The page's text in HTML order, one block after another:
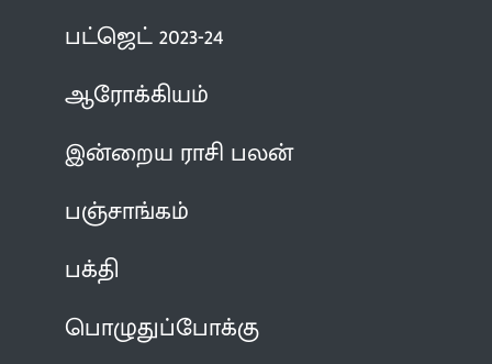
பட்ஜெட் 2023-24
ஆரோக்கியம்
இன்றைய ராசி பலன்
பஞ்சாங்கம்
பக்தி
பொழுதுப்போக்கு